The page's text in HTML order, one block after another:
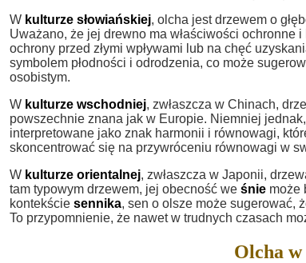
W kulturze słowiańskiej, olcha jest drzewem o
Uważano, że jej drewno ma właściwości ochronne
ochrony przed złymi wpływami lub na chęć
symbolem płodności i odrodzenia, co może
osobistym.
W kulturze wschodniej, zwłaszcza w Chinach,
powszechnie znana jak w Europie. Niemniej
interpretowane jako znak harmonii i równowagi,
skoncentrować się na przywróceniu równowagi w
W kulturze orientalnej, zwłaszcza w Japonii,
tam typowym drzewem, jej obecność we śnie może
kontekście sennika, sen o olsze może sugerować,
To przypomnienie, że nawet w trudnych czasach
Olcha